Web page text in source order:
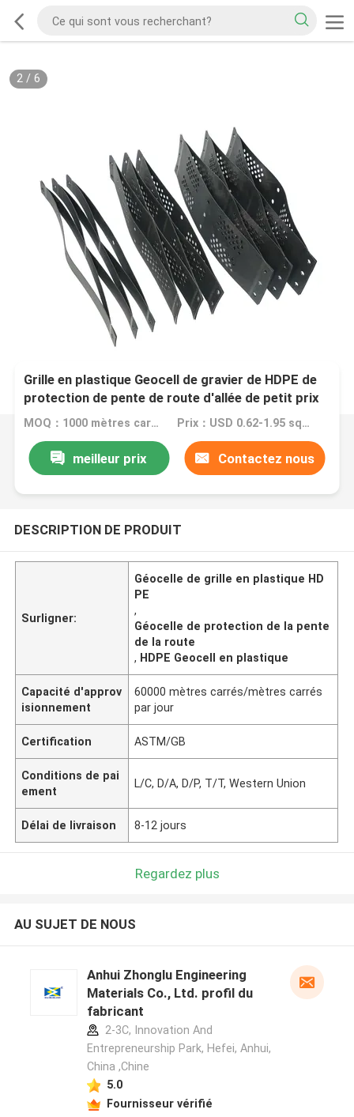
2/ 6
Grille en plastique Geocell de gravier de HDPE de
protection de pente de route d'allée de petit prix
d'usine
MOQ：1000 mètres carrés/mètres carrés Prix：USD 0.62-1.95 square meter/square meters
meilleur prix Contactez nous
DESCRIPTION DE PRODUIT
Surligner:
Géocelle de grille en plastique HD
PE
,
Géocelle de protection de la pente
de la route
, HDPE Geocell en plastique
Capacité d'approv
isionnement
60000 mètres carrés/mètres carrés
par jour
Certification ASTM/GB
Conditions de pai
ement
L/C, D/A, D/P, T/T, Western Union
Délai de livraison 8-12 jours
Regardez plus
AU SUJET DE NOUS
Anhui Zhonglu Engineering
Materials Co., Ltd. profil du
fabricant
2-3C, Innovation And
Entrepreneurship Park, Hefei, Anhui,
China ,Chine
5.0
Fournisseur vérifié